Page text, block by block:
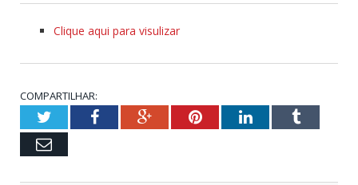
Clique aqui para visulizar
COMPARTILHAR:
TwitterFacebookGoogle+PinterestLinkedInTumblr
Email